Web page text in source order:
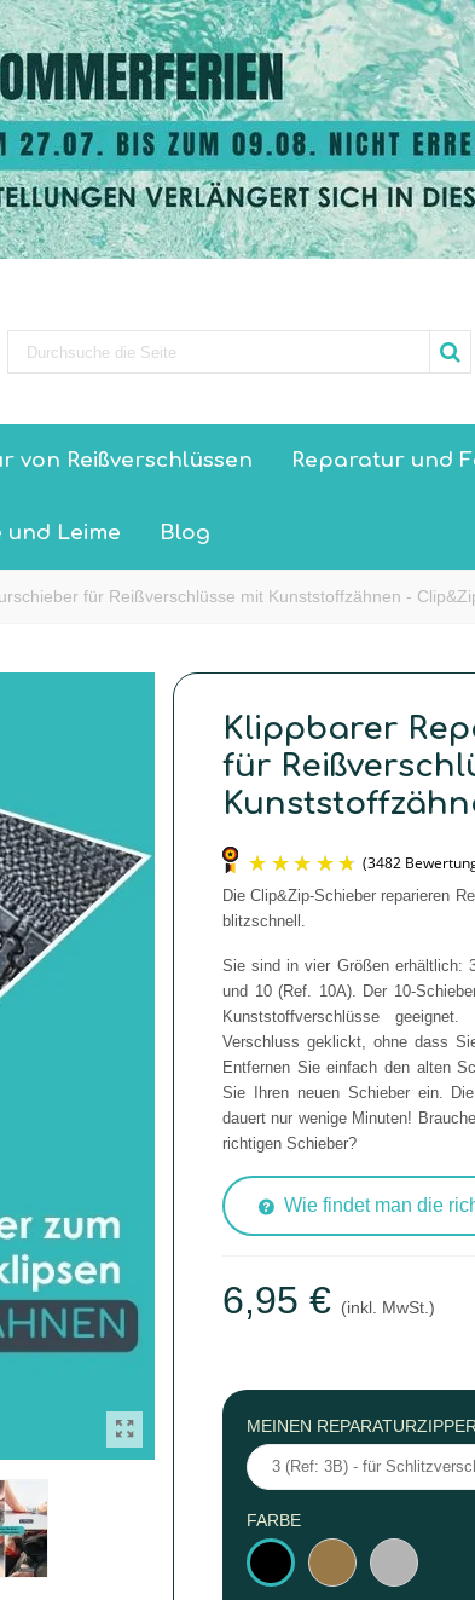
von Reißverschlüssen Reparatur und
und Leime Blog
für Reißverschlüsse mit Kunststoffzähnen -
Klippbarer
für
Die Clip&Zip-Schieber reparieren
blitzschnell.
Sie sind in vier Größen erhältlich:
und 10 (Ref. 10A). Der 10-
Kunststoffverschlüsse
Verschluss geklickt, ohne dass
Entfernen Sie einfach den alten
Sie Ihren neuen Schieber ein.
dauert nur wenige Minuten!
richtigen Schieber?
Wie findet man die
6,95 € (inkl. MwSt.)
MEINEN
FARBE
SchwarzMessingSilber